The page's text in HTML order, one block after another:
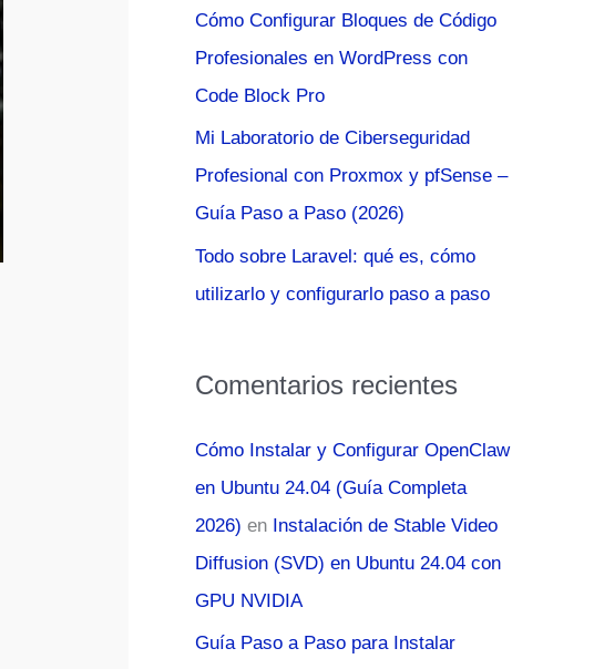
:
Cómo Configurar Bloques de Código
Profesionales en WordPress con
Code Block Pro
Mi Laboratorio de Ciberseguridad
Profesional con Proxmox y pfSense –
Guía Paso a Paso (2026)
Todo sobre Laravel: qué es, cómo
utilizarlo y configurarlo paso a paso
Comentarios recientes
Cómo Instalar y Configurar OpenClaw
en Ubuntu 24.04 (Guía Completa
2026) en Instalación de Stable Video
Diffusion (SVD) en Ubuntu 24.04 con
GPU NVIDIA
Guía Paso a Paso para Instalar